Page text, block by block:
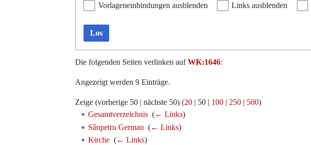
Vorlageneinbindungen ausblenden Links ausblenden
Los
Die folgenden Seiten verlinken aufWK:1646:
Angezeigt werden 9 Einträge.
Zeige (vorherige 50 | nächste 50) (20 | 50 | 100 | 250 | 500)
Gesamtverzeichnis‎ (← Links)
Sânpetru German (← Links)
Kirche‎ (← Links)